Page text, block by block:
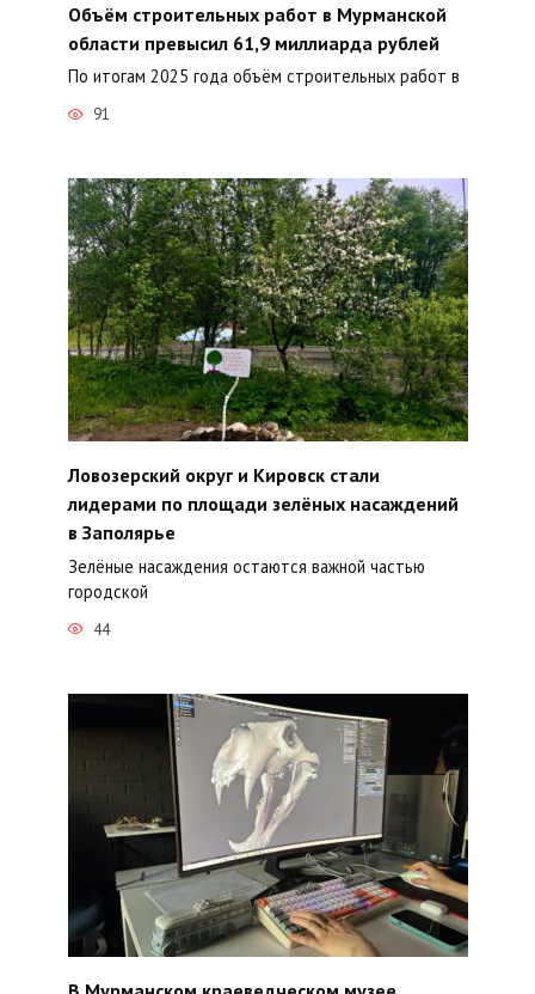
Объём строительных работ в Мурманской
области превысил 61,9 миллиарда рублей
По итогам 2025 года объём строительных работ в
91
Ловозерский округ и Кировск стали
лидерами по площади зелёных насаждений
в Заполярье
Зелёные насаждения остаются важной частью
городской
44